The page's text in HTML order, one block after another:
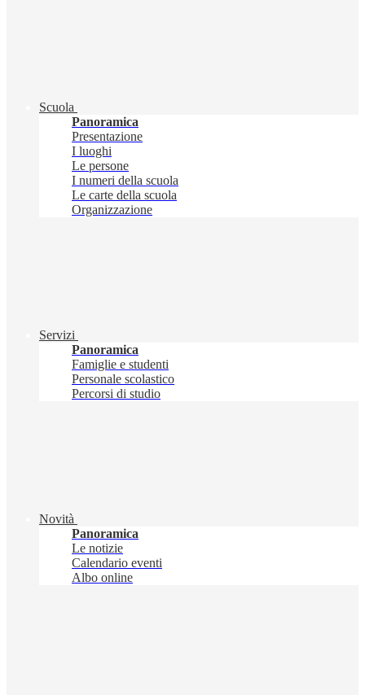
Scuola
Panoramica
Presentazione
I luoghi
Le persone
I numeri della scuola
Le carte della scuola
Organizzazione
Servizi
Panoramica
Famiglie e studenti
Personale scolastico
Percorsi di studio
Novità
Panoramica
Le notizie
Calendario eventi
Albo online